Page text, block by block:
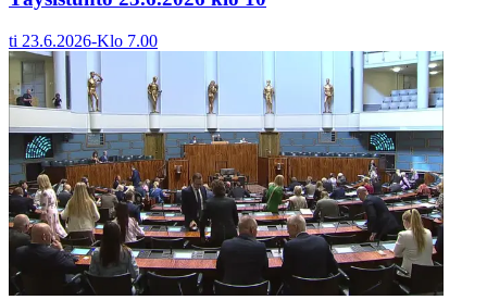
ti 23.6.2026-Klo 7.00